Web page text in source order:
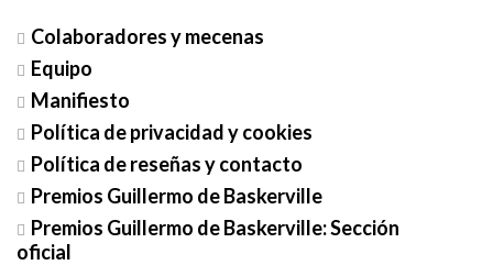
Colaboradores y mecenas
Equipo
Manifiesto
Política de privacidad y cookies
Política de reseñas y contacto
Premios Guillermo de Baskerville
Premios Guillermo de Baskerville: Sección
oficial